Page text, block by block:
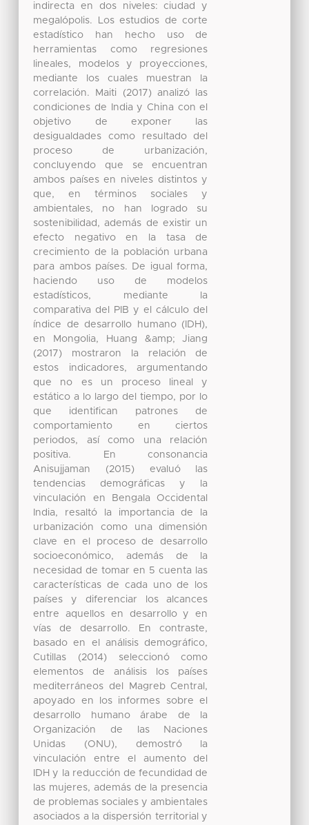
indirecta en dos niveles: ciudad y
megalópolis. Los estudios de corte
estadístico han hecho uso de
herramientas como regresiones
lineales, modelos y proyecciones,
mediante los cuales muestran la
correlación. Maiti (2017) analizó las
condiciones de India y China con el
objetivo de exponer las
desigualdades como resultado del
proceso de urbanización,
concluyendo que se encuentran
ambos países en niveles distintos y
que, en términos sociales y
ambientales, no han logrado su
sostenibilidad, además de existir un
efecto negativo en la tasa de
crecimiento de la población urbana
para ambos países. De igual forma,
haciendo uso de modelos
estadísticos, mediante la
comparativa del PIB y el cálculo del
índice de desarrollo humano (IDH),
en Mongolia, Huang &amp; Jiang
(2017) mostraron la relación de
estos indicadores, argumentando
que no es un proceso lineal y
estático a lo largo del tiempo, por lo
que identifican patrones de
comportamiento en ciertos
periodos, así como una relación
positiva. En consonancia
Anisujjaman (2015) evaluó las
tendencias demográficas y la
vinculación en Bengala Occidental
India, resaltó la importancia de la
urbanización como una dimensión
clave en el proceso de desarrollo
socioeconómico, además de la
necesidad de tomar en 5 cuenta las
características de cada uno de los
países y diferenciar los alcances
entre aquellos en desarrollo y en
vías de desarrollo. En contraste,
basado en el análisis demográfico,
Cutillas (2014) seleccionó como
elementos de análisis los países
mediterráneos del Magreb Central,
apoyado en los informes sobre el
desarrollo humano árabe de la
Organización de las Naciones
Unidas (ONU), demostró la
vinculación entre el aumento del
IDH y la reducción de fecundidad de
las mujeres, además de la presencia
de problemas sociales y ambientales
asociados a la dispersión territorial y